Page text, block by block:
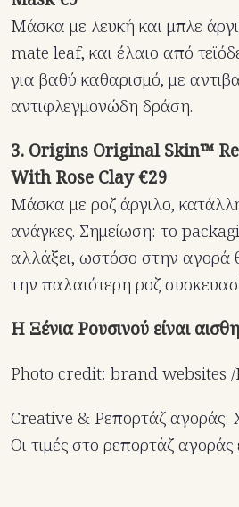
Μάσκα με λευκή και μπλε
mate leaf, και έλαιο από
για βαθύ καθαρισμό, με
αντιφλεγμονώδη δράση.
3. Origins Original Skin™
With Rose Clay €29
Μάσκα με ροζ άργιλο,
ανάγκες. Σημείωση: το
αλλάξει, ωστόσο στην αγορά
την παλαιότερη ροζ
Η Ξένια Ρουσινού είναι
Photo credit: brand websites
Creative & Ρεπορτάζ αγοράς:
Οι τιμές στο ρεπορτάζ αγοράς